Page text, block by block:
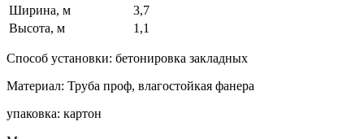
Ширина, м
3,7
Высота, м
1,1
Способ установки: бетонировка закладных
Материал: Труба проф, влагостойкая фанера
упаковка: картон